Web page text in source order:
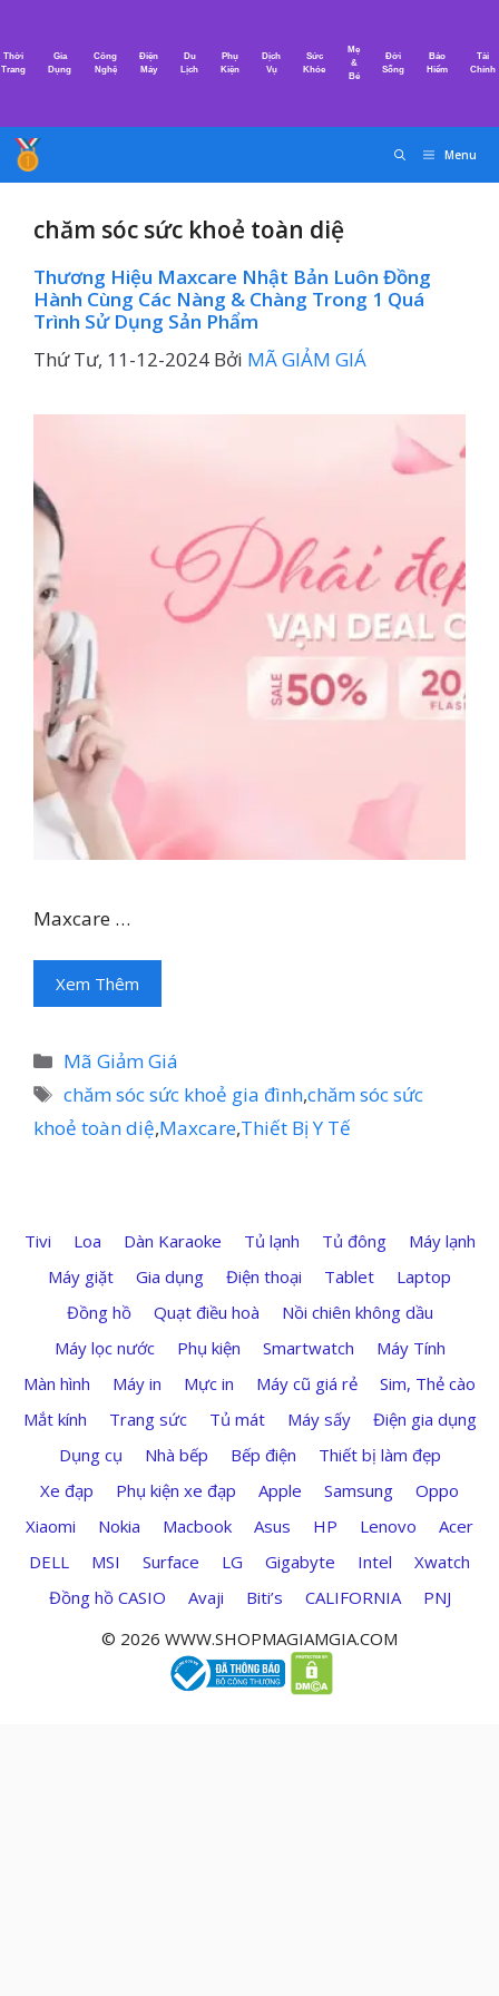
nội
Thời
Trang
Gia
Dụng
Công
Nghệ
Điện
Máy
Du
Lịch
Phụ
Kiện
Dịch
Vụ
Sức
Khỏe
Mẹ
&
Bé
Đời
Sống
Bảo
Hiểm
Tài
Chính
Menu
chăm sóc sức khoẻ toàn diệ
Thương Hiệu Maxcare Nhật Bản Luôn Đồng
Hành Cùng Các Nàng & Chàng Trong 1 Quá
Trình Sử Dụng Sản Phẩm
Thứ Tư, 11-12-2024 Bởi MÃ GIẢM GIÁ
Maxcare …
Xem Thêm
Danh
mục
Mã Giảm Giá
Thẻ
chăm sóc sức khoẻ gia đình,chăm sóc sức
khoẻ toàn diệ,Maxcare,Thiết Bị Y Tế
Tivi Loa Dàn Karaoke Tủ lạnh Tủ đông
Máy lạnh
Máy giặt
Gia dụng Điện thoại Tablet
Laptop
Đồng hồ
Quạt điều hoà
Nồi chiên không dầu
Máy lọc nước
Phụ kiện Smartwatch
Máy Tính
Màn hình
Máy in Mực in Máy cũ giá rẻ
Sim, Thẻ cào
Mắt kính
Trang sức Tủ mát Máy sấy
Điện gia dụng
Dụng cụ
Nhà bếp Bếp điện
Thiết bị làm đẹp
Xe đạp
Phụ kiện xe đạp Apple Samsung
Oppo
Xiaomi
Nokia Macbook Asus HP Lenovo
Acer
DELL
MSI Surface LG Gigabyte Intel
Xwatch
Đồng hồ CASIO
Avaji Biti’s CALIFORNIA
PNJ
© 2026 WWW.SHOPMAGIAMGIA.COM